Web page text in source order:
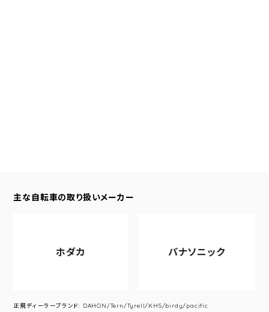
主な自転車の取り扱いメーカー
ホダカ パナソニック
正規ディーラーブランド: DAHON/Tern/Tyrell/KHS/birdy/pacific